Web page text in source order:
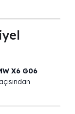
X6 G06